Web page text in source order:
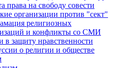
права на свободу совести
организации против "сект"
религиозных
и конфликты со СМИ
в защиту нравственности
о религии и обществе